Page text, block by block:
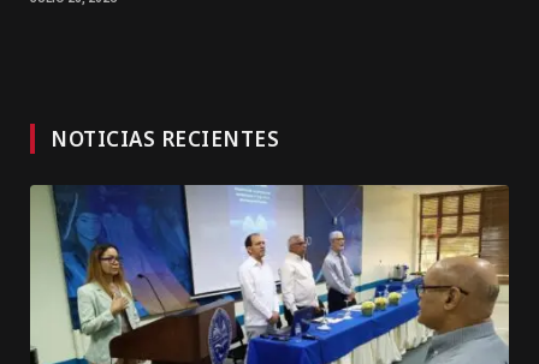
NOTICIAS RECIENTES